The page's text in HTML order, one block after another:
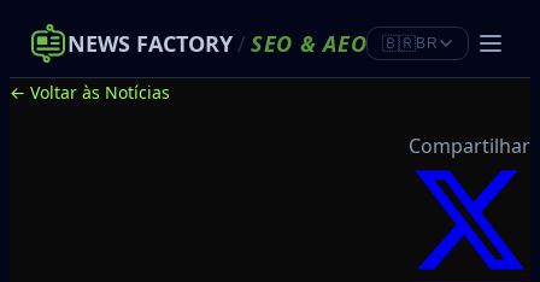
NEWS FACTORY/ SEO &AEO 🇧🇷BR
← Voltar às Notícias
Compartilhar